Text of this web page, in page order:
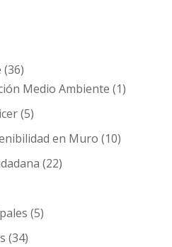
(36)
Medio Ambiente (1)
(5)
en Muro (10)
(22)
(5)
(34)